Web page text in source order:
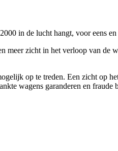
in de lucht hangt, voor eens
zicht in het verloop van de
op te treden. Een zicht op
wagens garanderen en fraude